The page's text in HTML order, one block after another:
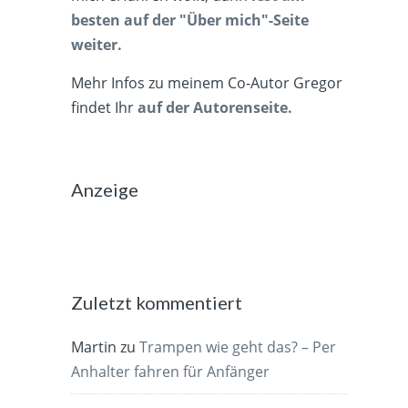
besten auf der "Über mich"-Seite
weiter.
Mehr Infos zu meinem Co-Autor Gregor
findet Ihrauf der Autorenseite.
Anzeige
Zuletzt kommentiert
Martin zuTrampen wie geht das? – Per
Anhalter fahren für Anfänger